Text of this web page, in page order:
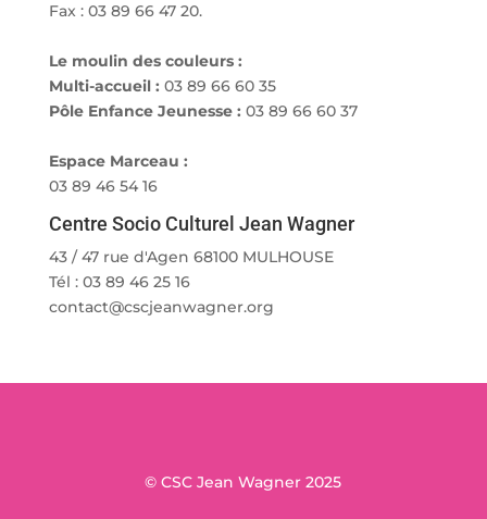
Fax : 03 89 66 47 20.
Le moulin des couleurs :
Multi-accueil : 03 89 66 60 35
Pôle Enfance Jeunesse : 03 89 66 60 37
Espace Marceau :
03 89 46 54 16
Centre Socio Culturel Jean Wagner
43 / 47 rue d'Agen 68100 MULHOUSE
Tél : 03 89 46 25 16
contact@cscjeanwagner.org
© CSC Jean Wagner 2025